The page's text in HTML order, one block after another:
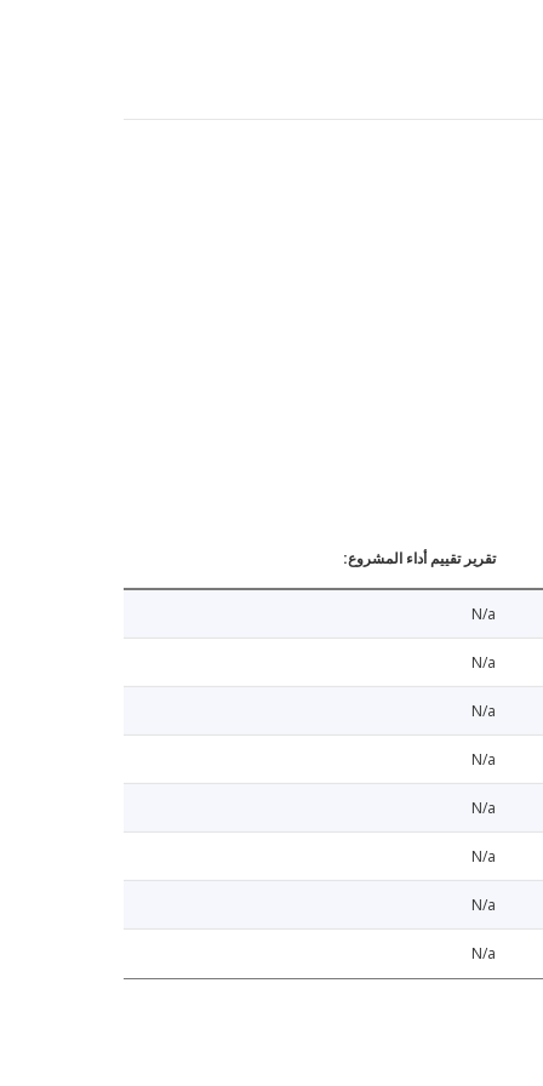
تقرير تقييم أداء المشروع:
N/a
N/a
N/a
N/a
N/a
N/a
N/a
N/a